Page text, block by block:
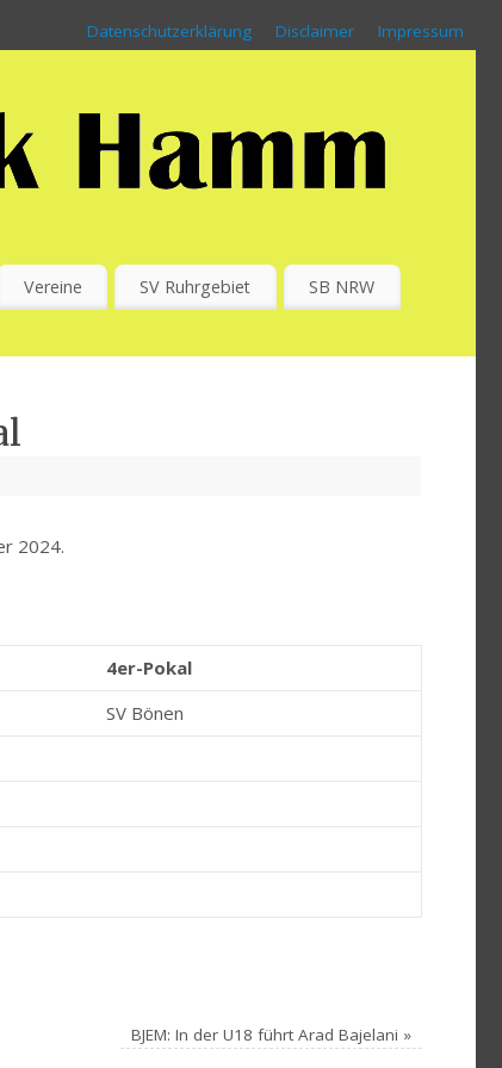
Datenschutzerklärung Disclaimer Impressum
Vereine SV Ruhrgebiet SB NRW
2024.
4er-Pokal
SV Bönen
BJEM: In der U18 führt Arad Bajelani »